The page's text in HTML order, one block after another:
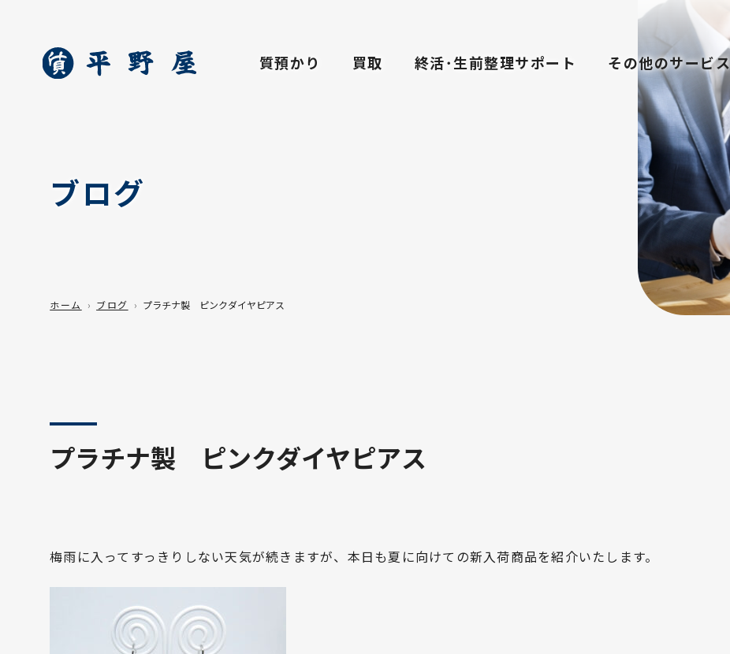
質預かり 買取 終活･生前整理サポート その他のサービス
ブログ
ホーム ブログ プラチナ製 ピンクダイヤピアス
プラチナ製 ピンクダイヤピアス
梅雨に入ってすっきりしない天気が続きますが、本日も夏に向けての新入荷商品を紹介いたします。